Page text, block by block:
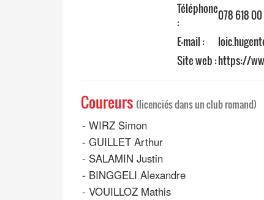
Téléphone
:
078 618
E-mail :
Site web :https://
Coureurs (licenciés dans un club romand)
- WIRZ Simon
- GUILLET Arthur
- SALAMIN Justin
- BINGGELI Alexandre
- VOUILLOZ Mathis